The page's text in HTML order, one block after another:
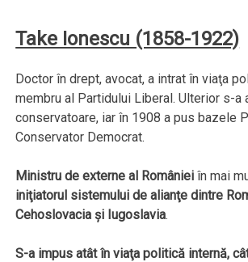
Take Ionescu (1858-1922)
Doctor în drept, avocat, a intrat în viaţa
membru al Partidului Liberal. Ulterior s-
conservatoare, iar în 1908 a pus bazele
Conservator Democrat.
Ministru de externe al României în mai
iniţiatorul sistemului de alianţe dintre
Cehoslovacia şi Iugoslavia.
S-a impus atât în viaţa politică internă,